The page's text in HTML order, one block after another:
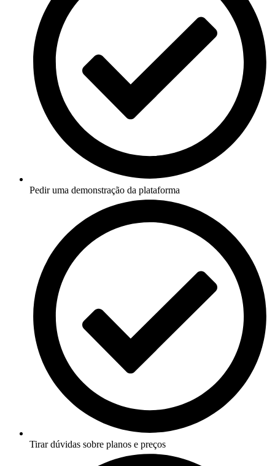
Pedir uma demonstração da plataforma
Tirar dúvidas sobre planos e preços